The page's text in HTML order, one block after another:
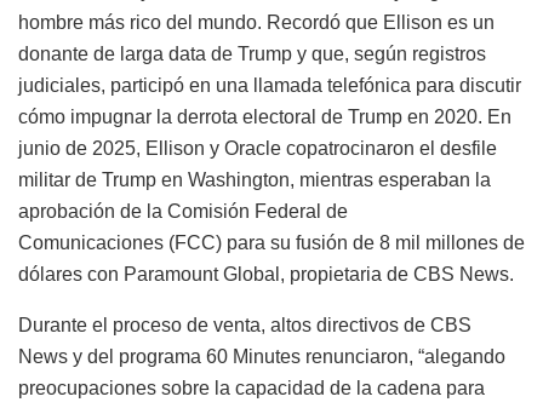
hombre más rico del mundo. Recordó que Ellison es un
donante de larga data de Trump y que, según registros
judiciales, participó en una llamada telefónica para discutir
cómo impugnar la derrota electoral de Trump en 2020. En
junio de 2025, Ellison y Oracle copatrocinaron el desfile
militar de Trump en Washington, mientras esperaban la
aprobación de la Comisión Federal de
Comunicaciones (FCC) para su fusión de 8 mil millones de
dólares con Paramount Global, propietaria de CBS News.
Durante el proceso de venta, altos directivos de CBS
News y del programa 60 Minutes renunciaron, “alegando
preocupaciones sobre la capacidad de la cadena para